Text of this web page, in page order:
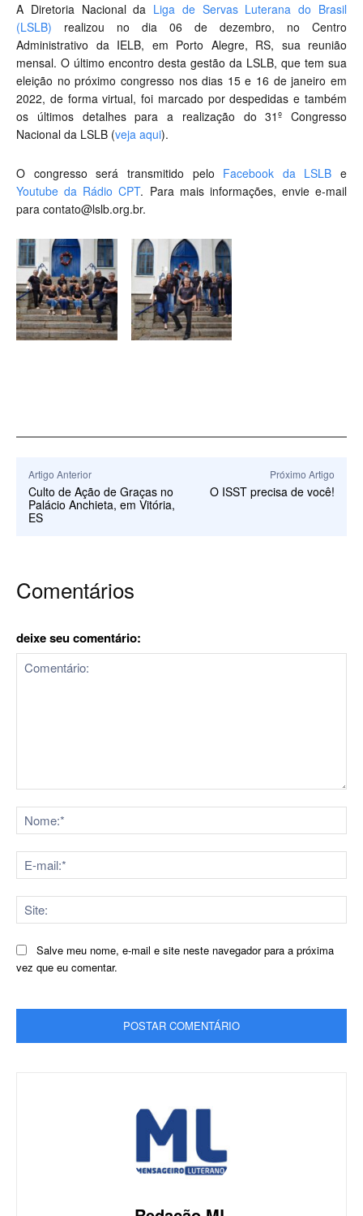
A Diretoria Nacional da Liga de Servas Luterana do Brasil
(LSLB) realizou no dia 06 de dezembro, no Centro
Administrativo da IELB, em Porto Alegre, RS, sua reunião
mensal. O último encontro desta gestão da LSLB, que tem sua
eleição no próximo congresso nos dias 15 e 16 de janeiro em
2022, de forma virtual, foi marcado por despedidas e também
os últimos detalhes para a realização do 31º Congresso
Nacional da LSLB (veja aqui).
O congresso será transmitido pelo Facebook da LSLB e
Youtube da Rádio CPT. Para mais informações, envie e-mail
para contato@lslb.org.br.
Artigo Anterior
Culto de Ação de Graças no
Palácio Anchieta, em Vitória,
ES
Próximo Artigo
O ISST precisa de você!
Comentários
deixe seu comentário:
Salve meu nome, e-mail e site neste navegador para a próxima
vez que eu comentar.